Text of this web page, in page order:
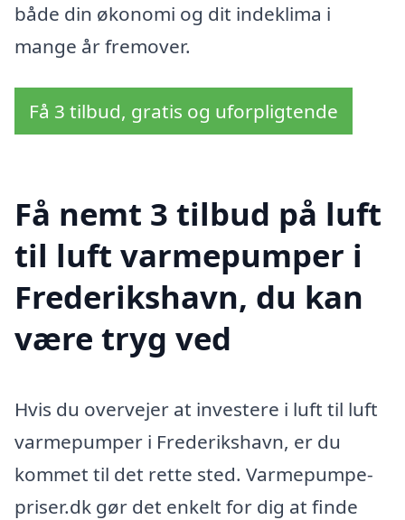
både din økonomi og dit indeklima i
mange år fremover.
Få 3 tilbud, gratis og uforpligtende
Få nemt 3 tilbud på luft
til luft varmepumper i
Frederikshavn, du kan
være tryg ved
Hvis du overvejer at investere i luft til luft
varmepumper i Frederikshavn, er du
kommet til det rette sted. Varmepumpe-
priser.dk gør det enkelt for dig at finde